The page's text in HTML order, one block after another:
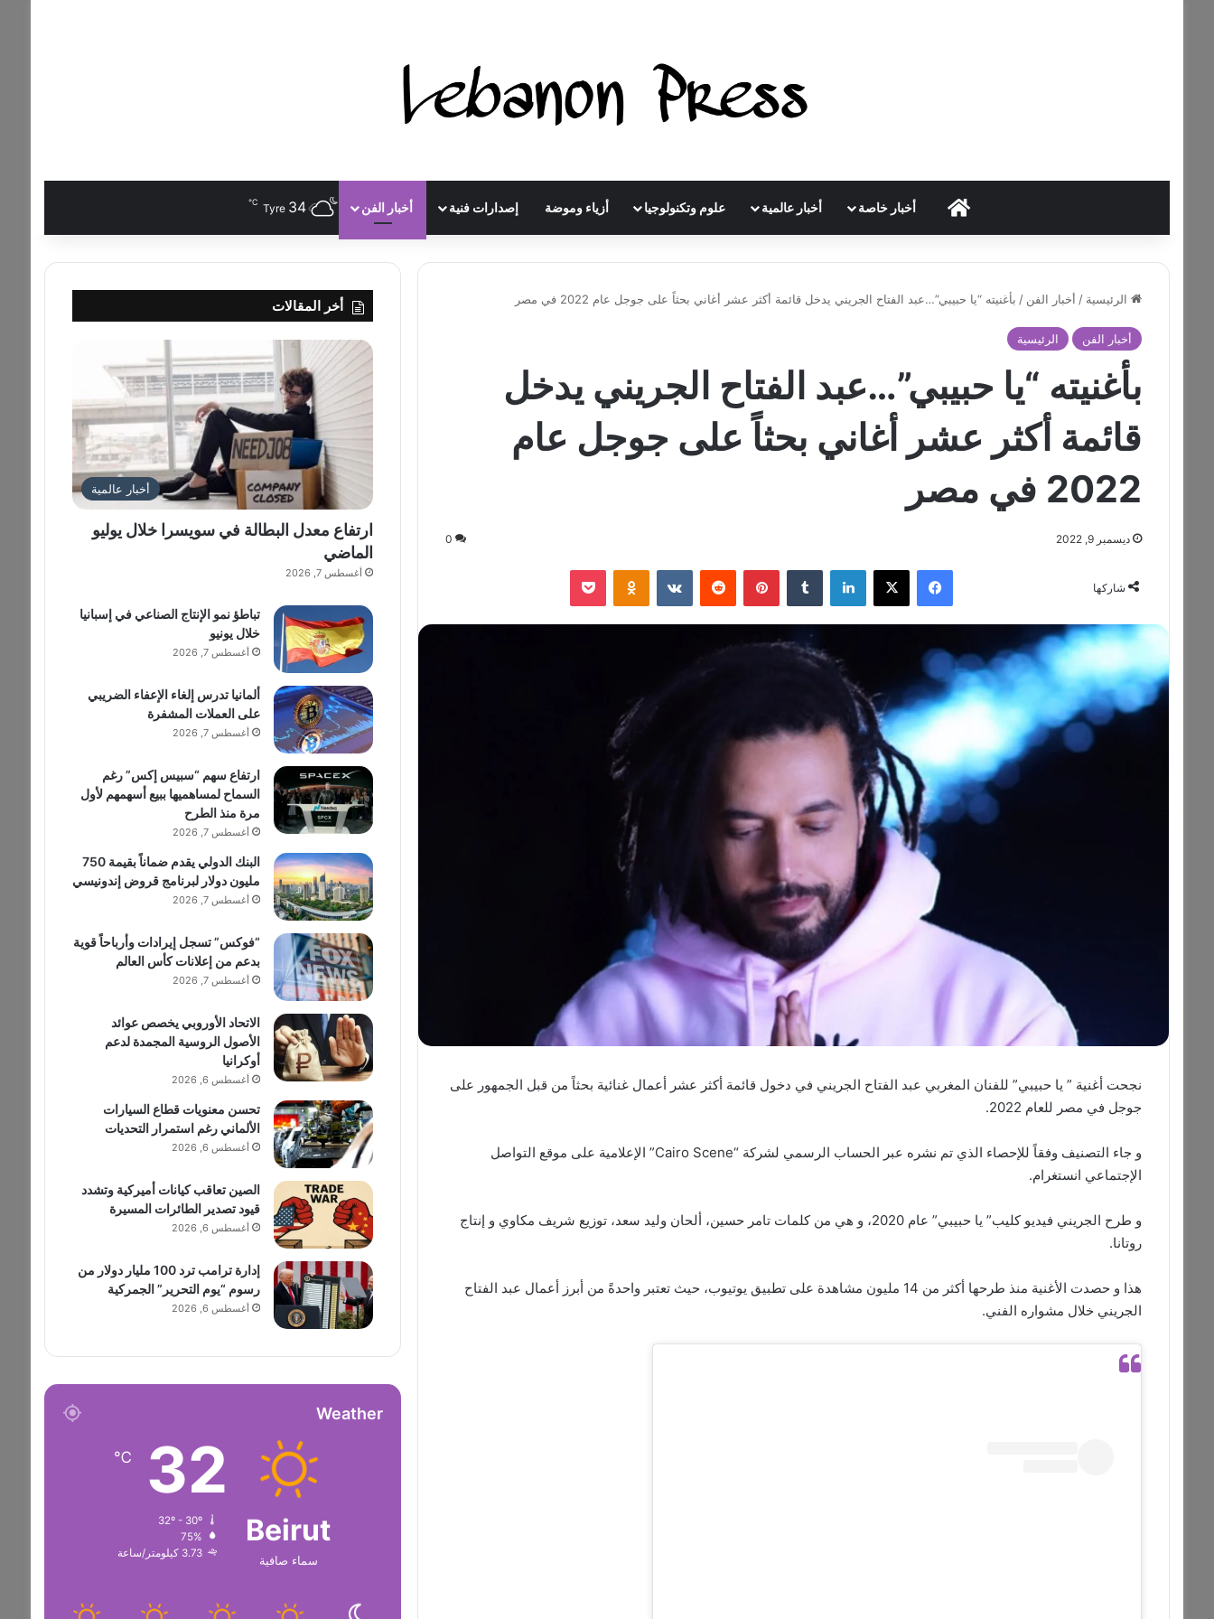
HOMEأخبار خاصة أخبار عالمية علوم وتكنولوجيا أزياء وموضة إصدارات فنية أخبار الفن Tyre 34
℃
الرئيسية / أخبار الفن / بأغنيته “يا حبيبي”…عبد الفتاح الجريني يدخل قائمة أكثر عشر أغاني بحثاً على جوجل عام 2022 في مصر
أخبار الفن الرئيسية
بأغنيته “يا حبيبي”…عبد الفتاح الجريني يدخل
قائمة أكثر عشر أغاني بحثاً على جوجل عام
2022 في مصر
ديسمبر 9, 2022 0
شاركها
فيسبوك ‫X لينكدإن ‏Tumblr بينتيريست ‏Reddit
‏VKontakte
Odnoklassniki
‫Pocket
نجحت أغنية ” يا حبيبي” للفنان المغربي عبد الفتاح الجريني في دخول قائمة أكثر عشر أعمال غنائية بحثاً من قبل الجمهور على
جوجل في مصر للعام 2022.
و جاء التصنيف وفقاً للإحصاء الذي تم نشره عبر الحساب الرسمي لشركة “Cairo Scene” الإعلامية على موقع التواصل
الإجتماعي انستغرام.
و طرح الجريني فيديو كليب” يا حبيبي” عام 2020، و هي من كلمات تامر حسين، ألحان وليد سعد، توزيع شريف مكاوي و إنتاج
روتانا.
هذا و حصدت الأغنية منذ طرحها أكثر من 14 مليون مشاهدة على تطبيق يوتيوب، حيث تعتبر واحدةً من أبرز أعمال عبد الفتاح
الجريني خلال مشواره الفني.
أخر المقالات
أخبار عالمية
ارتفاع معدل البطالة في سويسرا خلال يوليو
الماضي
أغسطس 7, 2026
تباطؤ نمو الإنتاج الصناعي في إسبانيا
خلال يونيو
أغسطس 7, 2026
ألمانيا تدرس إلغاء الإعفاء الضريبي
على العملات المشفرة
أغسطس 7, 2026
ارتفاع سهم “سبيس إكس” رغم
السماح لمساهميها ببيع أسهمهم لأول
مرة منذ الطرح
أغسطس 7, 2026
البنك الدولي يقدم ضماناً بقيمة 750
مليون دولار لبرنامج قروض إندونيسي
أغسطس 7, 2026
“فوكس” تسجل إيرادات وأرباحاً قوية
بدعم من إعلانات كأس العالم
أغسطس 7, 2026
الاتحاد الأوروبي يخصص عوائد
الأصول الروسية المجمدة لدعم
أوكرانيا
أغسطس 6, 2026
تحسن معنويات قطاع السيارات
الألماني رغم استمرار التحديات
أغسطس 6, 2026
الصين تعاقب كيانات أميركية وتشدد
قيود تصدير الطائرات المسيرة
أغسطس 6, 2026
إدارة ترامب ترد 100 مليار دولار من
رسوم “يوم التحرير” الجمركية
أغسطس 6, 2026
Weather
Beirut
سماء صافية
32
℃
75%
3.73 كيلومتر/ساعة